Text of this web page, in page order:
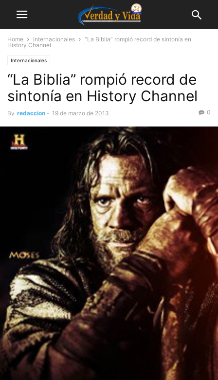
Home Internacionales
“La Biblia” rompió record de sintonía en
History Channel
Internacionales
“La Biblia” rompió record de
sintonía en History Channel
By redaccion - 19 de marzo de 2013 0